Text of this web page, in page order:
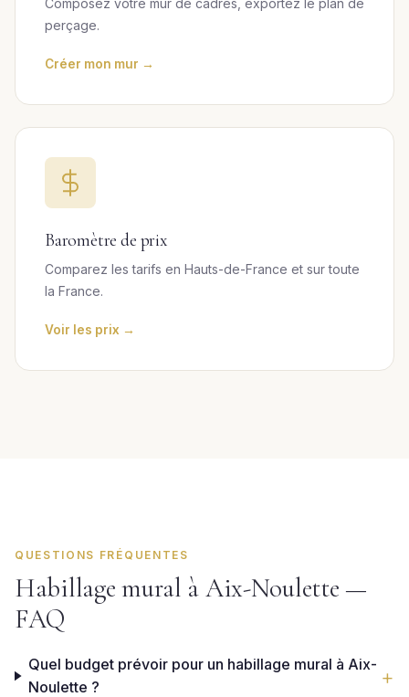
Composez votre mur de cadres, exportez le plan de
perçage.
Créer mon mur →
Baromètre de prix
Comparez les tarifs en Hauts-de-France et sur toute
la France.
Voir les prix →
QUESTIONS FRÉQUENTES
Habillage mural à Aix-Noulette —
FAQ
Quel budget prévoir pour un habillage mural à Aix-
Noulette ?